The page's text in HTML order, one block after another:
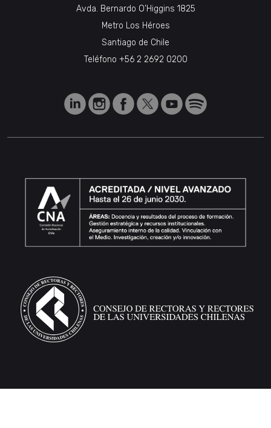
Avda. Bernardo O’Higgins 1825
Metro Los Héroes
Santiago de Chile
Teléfono +56 2 2692 0200